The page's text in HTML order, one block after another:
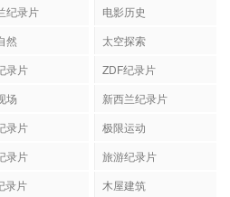
纪录片
电影历史
然
太空探索
录片
ZDF纪录片
场
新西兰纪录片
录片
极限运动
录片
旅游纪录片
录片
木屋建筑